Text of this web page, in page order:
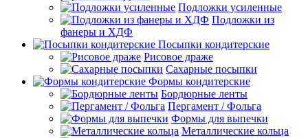
Подложки усиленные
Подложки из
фанеры и ХДФ
Посыпки кондитерские
Рисовое драже
Сахарные посыпки
Формы кондитерские
Бордюрные ленты
Пергамент / Фольга
Формы для выпечки
Металлические кольца